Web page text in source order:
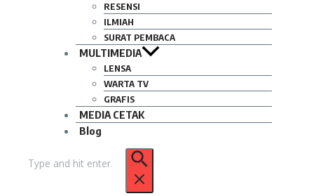
RESENSI
ILMIAH
SURAT PEMBACA
MULTIMEDIA
LENSA
WARTA TV
GRAFIS
MEDIA CETAK
Blog
untuk: